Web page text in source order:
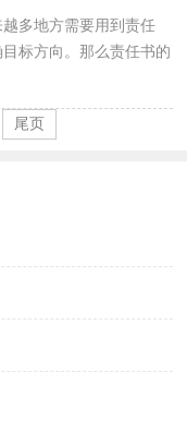
多地方需要用到责任
标方向。那么责任书的
管责任书，欢迎...
尾页